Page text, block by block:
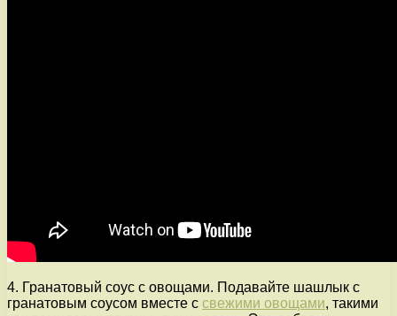
4. Гранатовый соус с овощами. Подавайте шашлык с
гранатовым соусом вместе с свежими овощами, такими